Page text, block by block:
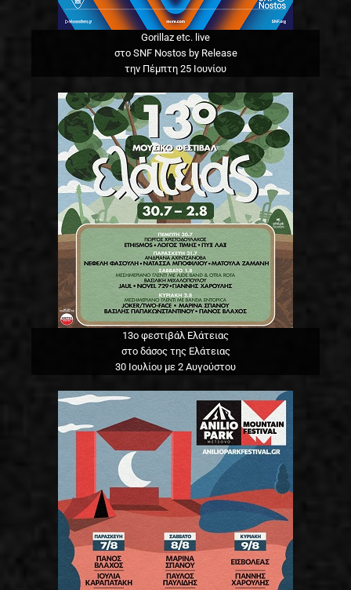
Gorillaz etc. live
στο SNF Nostos by Release
την Πέμπτη 25 Ιουνίου
13o φεστιβάλ Ελάτειας
στο δάσος της Ελάτειας
30 Ιουλίου με 2 Αυγούστου